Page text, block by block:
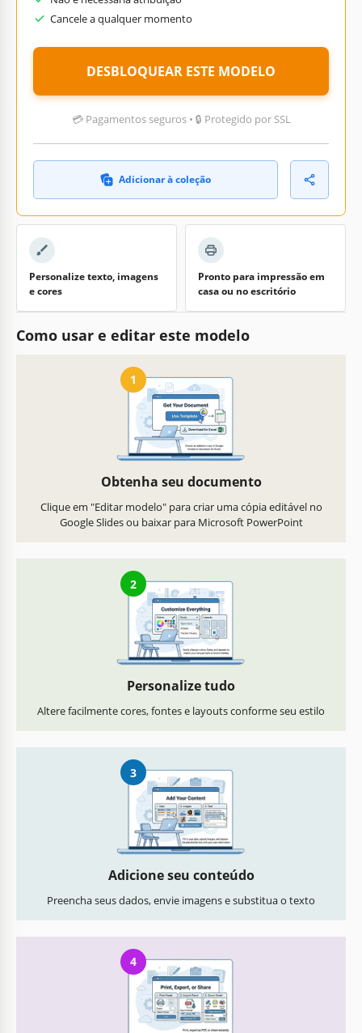
Cancele a qualquer momento
DESBLOQUEAR ESTE MODELO
💳 Pagamentos seguros • 🔒 Protegido por SSL
Adicionar à coleção
Personalize texto, imagens
e cores
Pronto para impressão em
casa ou no escritório
Como usar e editar este modelo
1
Obtenha seu documento
Clique em "Editar modelo" para criar uma cópia editável no
Google Slides ou baixar para Microsoft PowerPoint
2
Personalize tudo
Altere facilmente cores, fontes e layouts conforme seu estilo
3
Adicione seu conteúdo
Preencha seus dados, envie imagens e substitua o texto
4